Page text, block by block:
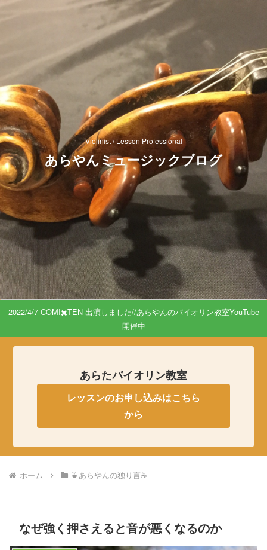
Violinist / Lesson Professional
あらやんミュージックブログ
2022/4/7 COMI✖️TEN 出演しました//あらやんのバイオリン教室YouTube
開催中
あらたバイオリン教室
レッスンのお申し込みはこちら
から
ホーム 🍵あらやんの独り言☕️
なぜ強く押さえると音が悪くなるのか